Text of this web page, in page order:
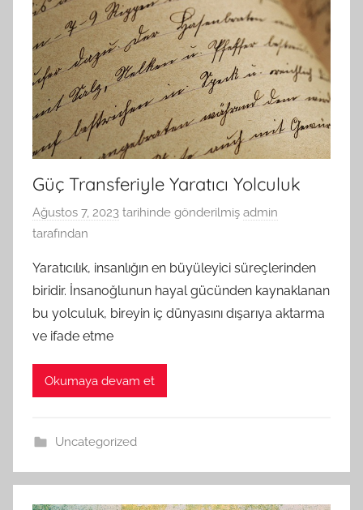
Güç Transferiyle Yaratıcı Yolculuk
Ağustos 7, 2023 tarihinde gönderilmiş admin
tarafından
Yaratıcılık, insanlığın en büyüleyici süreçlerinden
biridir. İnsanoğlunun hayal gücünden kaynaklanan
bu yolculuk, bireyin iç dünyasını dışarıya aktarma
ve ifade etme
Okumaya devam et
Uncategorized